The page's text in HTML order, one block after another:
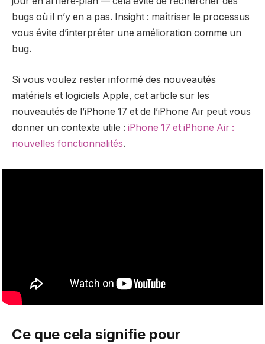
bugs où il n’y en a pas. Insight : maîtriser le processus
vous évite d’interpréter une amélioration comme un
bug.
Si vous voulez rester informé des nouveautés
matériels et logiciels Apple, cet article sur les
nouveautés de l’iPhone 17 et de l’iPhone Air peut vous
donner un contexte utile : iPhone 17 et iPhone Air :
nouvelles fonctionnalités.
Ce que cela signifie pour